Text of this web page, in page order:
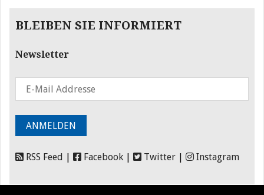
BLEIBEN SIE INFORMIERT
Newsletter
RSS Feed Facebook Twitter Instagram